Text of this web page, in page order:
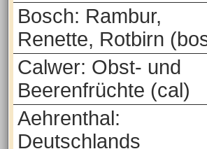
Bosch: Rambur,
Renette, Rotbirn
Calwer: Obst- und
Beerenfrüchte (cal)
Aehrenthal:
Deutschlands